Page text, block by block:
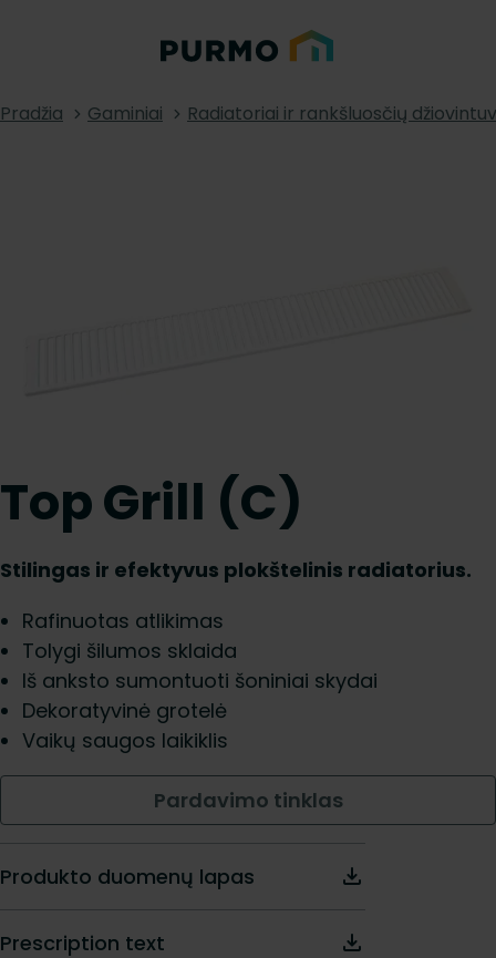
Pradžia Gaminiai Radiatoriai ir rankšluosčių
Top Grill (C)
Stilingas ir efektyvus plokštelinis radiatorius.
Rafinuotas atlikimas
Tolygi šilumos sklaida
Iš anksto sumontuoti šoniniai skydai
Dekoratyvinė grotelė
Vaikų saugos laikiklis
Pardavimo tinklas
Produkto duomenų lapas
Prescription text